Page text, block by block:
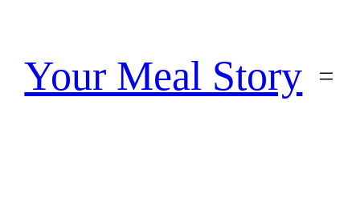
treściYour Meal Story